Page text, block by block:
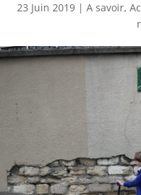
23 Juin 2019 | A savoir,